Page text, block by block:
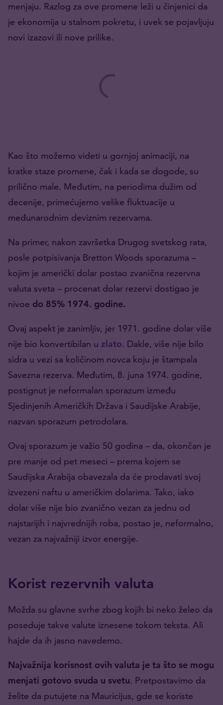
menjaju. Razlog za ove promene leži u činjenici da
je ekonomija u stalnom pokretu, i uvek se pojavljuju
novi izazovi ili nove prilike.
Kao što možemo videti u gornjoj animaciji, na
kratke staze promene, čak i kada se dogode, su
prilično male. Međutim, na periodima dužim od
decenije, primećujemo velike fluktuacije u
međunarodnim deviznim rezervama.
Na primer, nakon završetka Drugog svetskog rata,
posle potpisivanja Bretton Woods sporazuma –
kojim je američki dolar postao zvanična rezervna
valuta sveta – procenat dolar rezervi dostigao je
nivoe do 85% 1974. godine.
Ovaj aspekt je zanimljiv, jer 1971. godine dolar više
nije bio konvertibilan u zlato. Dakle, više nije bilo
sidra u vezi sa količinom novca koju je štampala
Savezna rezerva. Međutim, 8. juna 1974. godine,
postignut je neformalan sporazum između
Sjedinjenih Američkih Država i Saudijske Arabije,
nazvan sporazum petrodolara.
Ovaj sporazum je važio 50 godina – da, okončan je
pre manje od pet meseci – prema kojem se
Saudijska Arabija obavezala da će prodavati svoj
izvezeni naftu u američkim dolarima. Tako, iako
dolar više nije bio zvanično vezan za jednu od
najstarijih i najvrednijih roba, postao je, neformalno,
vezan za najvažniji izvor energije.
Korist rezervnih valuta
Možda su glavne svrhe zbog kojih bi neko želeo da
poseduje takve valute iznesene tokom teksta. Ali
hajde da ih jasno navedemo.
Najvažnija korisnost ovih valuta je ta što se mogu
menjati gotovo svuda u svetu. Pretpostavimo da
želite da putujete na Mauricijus, gde se koriste